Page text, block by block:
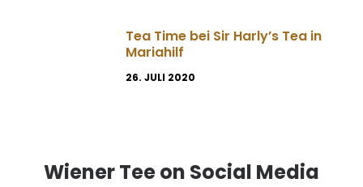
Tea Time bei Sir Harly’s Tea in
Mariahilf
26. JULI 2020
Wiener Tee on Social Media